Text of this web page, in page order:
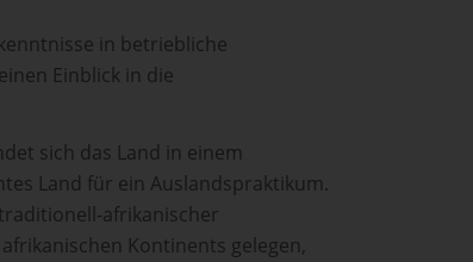
in betriebliche
Einblick in die
sich das Land in einem
Land für ein Auslandspraktikum.
afrikanischer
Kontinents gelegen,